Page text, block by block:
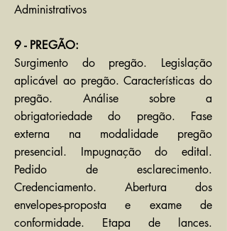
Administrativos
9 - PREGÃO:
Surgimento do pregão. Legislação
aplicável ao pregão. Características do
pregão. Análise sobre a
obrigatoriedade do pregão. Fase
externa na modalidade pregão
presencial. Impugnação do edital.
Pedido de esclarecimento.
Credenciamento. Abertura dos
envelopes-proposta e exame de
conformidade. Etapa de lances.